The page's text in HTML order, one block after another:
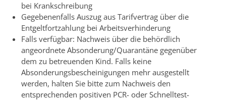
bei Krankschreibung
Gegebenenfalls Auszug aus Tarifvertrag über die
Entgeltfortzahlung bei Arbeitsverhinderung
Falls verfügbar: Nachweis über die behördlich
angeordnete Absonderung/Quarantäne gegenüber
dem zu betreuenden Kind. Falls keine
Absonderungsbescheinigungen mehr ausgestellt
werden, halten Sie bitte zum Nachweis den
entsprechenden positiven PCR- oder Schnelltest-